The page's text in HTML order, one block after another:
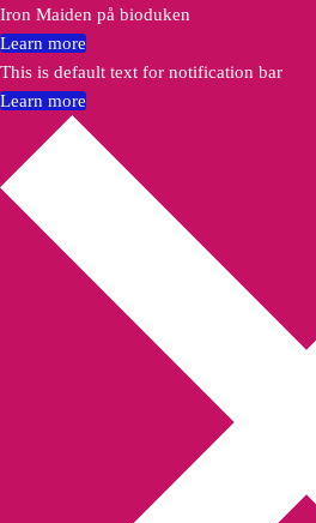
Iron Maiden på bioduken
Learn more
This is default text for notification bar
Learn more